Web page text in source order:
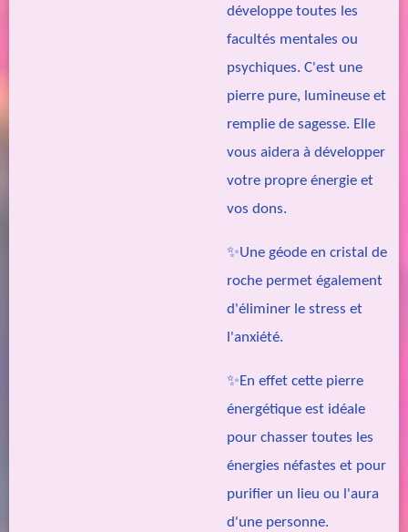
développe toutes les
facultés mentales ou
psychiques. C'est une
pierre pure, lumineuse et
remplie de sagesse. Elle
vous aidera à développer
votre propre énergie et
vos dons.
✨Une géode en cristal de
roche permet également
d'éliminer le stress et
l'anxiété.
✨En effet cette pierre
énergétique est idéale
pour chasser toutes les
énergies néfastes et pour
purifier un lieu ou l'aura
d'une personne.